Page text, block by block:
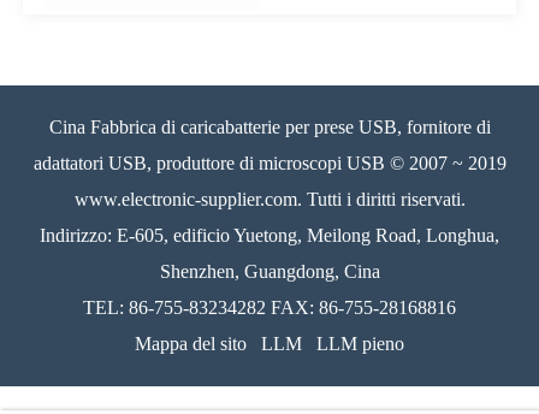
Cina Fabbrica di caricabatterie per prese USB, fornitore di
adattatori USB, produttore di microscopi USB © 2007 ~ 2019
www.electronic-supplier.com. Tutti i diritti riservati.
Indirizzo: E-605, edificio Yuetong, Meilong Road, Longhua,
Shenzhen, Guangdong, Cina
TEL: 86-755-83234282 FAX: 86-755-28168816
Mappa del sito
LLM LLM pieno